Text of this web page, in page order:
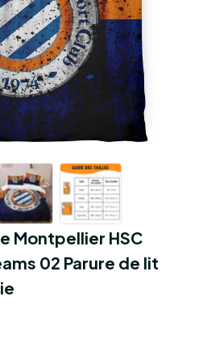
Montpellier HSC
02 Parure de lit